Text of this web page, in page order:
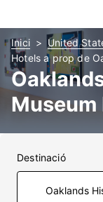
Inici
United
Hotels a prop de
Museum
Destinació